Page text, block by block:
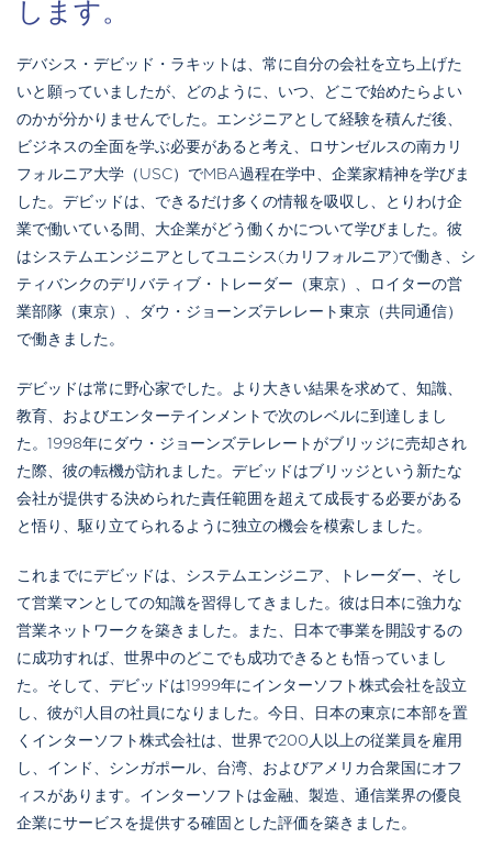
します。
デバシス・デビッド・ラキットは、常に自分の会社を立ち上げた
いと願っていましたが、どのように、いつ、どこで始めたらよい
のかが分かりませんでした。エンジニアとして経験を積んだ後、
ビジネスの全面を学ぶ必要があると考え、ロサンゼルスの南カリ
フォルニア大学（USC）でMBA過程在学中、企業家精神を学びま
した。デビッドは、できるだけ多くの情報を吸収し、とりわけ企
業で働いている間、大企業がどう働くかについて学びました。彼
はシステムエンジニアとしてユニシス(カリフォルニア)で働き、シ
ティバンクのデリバティブ・トレーダー（東京）、ロイターの営
業部隊（東京）、ダウ・ジョーンズテレレート東京（共同通信）
で働きました。
デビッドは常に野心家でした。より大きい結果を求めて、知識、
教育、およびエンターテインメントで次のレベルに到達しまし
た。1998年にダウ・ジョーンズテレレートがブリッジに売却され
た際、彼の転機が訪れました。デビッドはブリッジという新たな
会社が提供する決められた責任範囲を超えて成長する必要がある
と悟り、駆り立てられるように独立の機会を模索しました。
これまでにデビッドは、システムエンジニア、トレーダー、そし
て営業マンとしての知識を習得してきました。彼は日本に強力な
営業ネットワークを築きました。また、日本で事業を開設するの
に成功すれば、世界中のどこでも成功できるとも悟っていまし
た。そして、デビッドは1999年にインターソフト株式会社を設立
し、彼が1人目の社員になりました。今日、日本の東京に本部を置
くインターソフト株式会社は、世界で200人以上の従業員を雇用
し、インド、シンガポール、台湾、およびアメリカ合衆国にオフ
ィスがあります。インターソフトは金融、製造、通信業界の優良
企業にサービスを提供する確固とした評価を築きました。